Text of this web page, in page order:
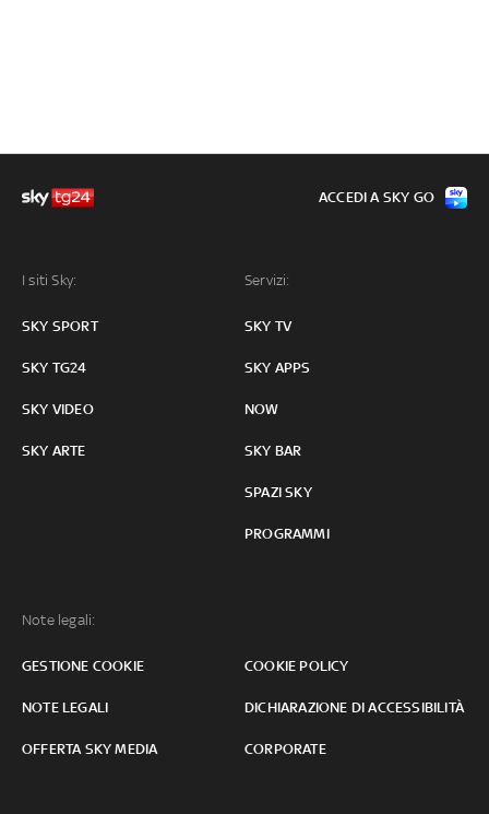
I siti Sky:
SKY SPORT
SKY TG24
SKY VIDEO
SKY ARTE
Servizi:
SKY TV
SKY APPS
NOW
SKY BAR
SPAZI SKY
PROGRAMMI
Note legali:
GESTIONE COOKIE COOKIE POLICY
NOTE LEGALI DICHIARAZIONE DI ACCESSIBILITÀ
OFFERTA SKY MEDIA CORPORATE
ACCEDI A SKY GO